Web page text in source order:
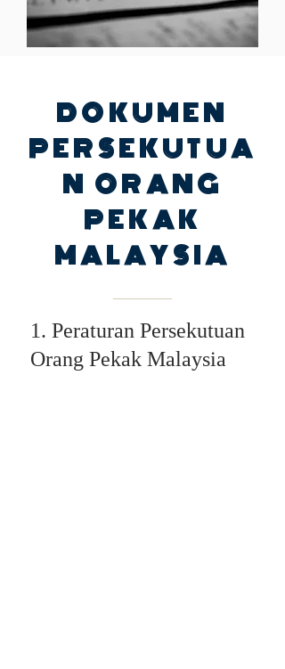
DOKUMEN
PERSEKUTUA
N ORANG
PEKAK
MALAYSIA
1. Peraturan Persekutuan
Orang Pekak Malaysia